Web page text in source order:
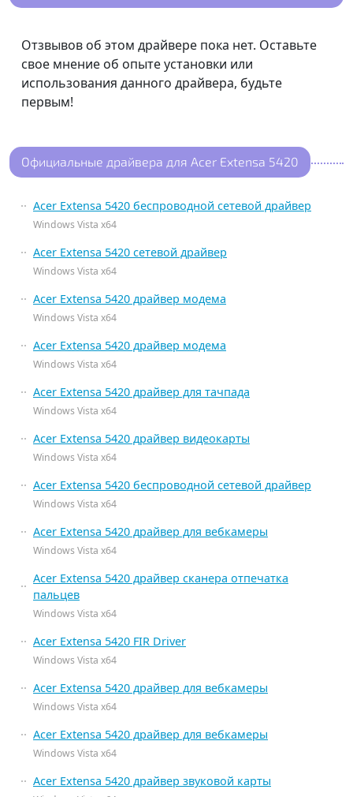
Отзвывов об этом драйвере пока нет. Оставьте
свое мнение об опыте установки или
использования данного драйвера, будьте
первым!
Официальные драйвера для Acer Extensa 5420
Acer Extensa 5420 беспроводной сетевой драйвер
Windows Vista x64
Acer Extensa 5420 сетевой драйвер
Windows Vista x64
Acer Extensa 5420 драйвер модема
Windows Vista x64
Acer Extensa 5420 драйвер модема
Windows Vista x64
Acer Extensa 5420 драйвер для тачпада
Windows Vista x64
Acer Extensa 5420 драйвер видеокарты
Windows Vista x64
Acer Extensa 5420 беспроводной сетевой драйвер
Windows Vista x64
Acer Extensa 5420 драйвер для вебкамеры
Windows Vista x64
Acer Extensa 5420 драйвер сканера отпечатка
пальцев
Windows Vista x64
Acer Extensa 5420 FIR Driver
Windows Vista x64
Acer Extensa 5420 драйвер для вебкамеры
Windows Vista x64
Acer Extensa 5420 драйвер для вебкамеры
Windows Vista x64
Acer Extensa 5420 драйвер звуковой карты